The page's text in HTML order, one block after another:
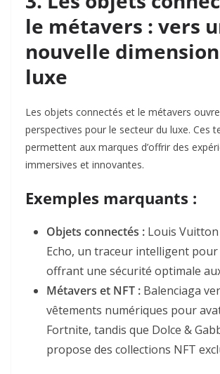
le métavers : vers
nouvelle
luxe
Les objets connectés et le métavers
perspectives pour le secteur du luxe. Ces
permettent aux marques d’offrir des
immersives et innovantes.
Exemples marquants :
Objets connectés : Louis Vuitton
Echo, un traceur intelligent pour
offrant une sécurité optimale
Métavers et NFT : Balenciaga
vêtements numériques pour
Fortnite, tandis que Dolce &
propose des collections NFT